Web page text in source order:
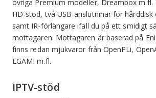
övriga Premium modeller, Dreambox m.fl.
HD-stöd, två USB-anslutninar för hårddisk
samt IR-förlängare ifall du på ett smidigt
mottagaren. Mottagaren är baserad på
finns redan mjukvaror från OpenPLi,
EGAMI m.fl.
IPTV-stöd